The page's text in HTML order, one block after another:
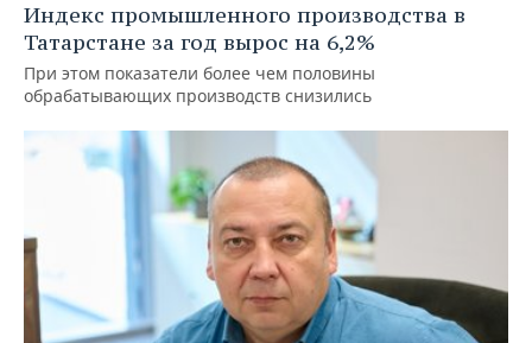
Индекс промышленного производства в
Татарстане за год вырос на 6,2%
При этом показатели более чем половины
обрабатывающих производств снизились